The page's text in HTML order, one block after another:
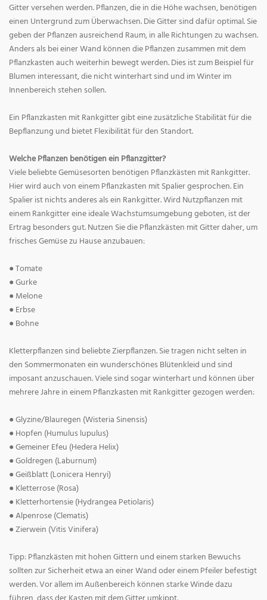
Gitter versehen werden. Pflanzen, die in die Höhe wachsen, benötigen
einen Untergrund zum Überwachsen. Die Gitter sind dafür optimal. Sie
geben der Pflanzen ausreichend Raum, in alle Richtungen zu wachsen.
Anders als bei einer Wand können die Pflanzen zusammen mit dem
Pflanzkasten auch weiterhin bewegt werden. Dies ist zum Beispiel für
Blumen interessant, die nicht winterhart sind und im Winter im
Innenbereich stehen sollen.
Ein Pflanzkasten mit Rankgitter gibt eine zusätzliche Stabilität für die
Bepflanzung und bietet Flexibilität für den Standort.
Welche Pflanzen benötigen ein Pflanzgitter?
Viele beliebte Gemüsesorten benötigen Pflanzkästen mit Rankgitter.
Hier wird auch von einem Pflanzkasten mit Spalier gesprochen. Ein
Spalier ist nichts anderes als ein Rankgitter. Wird Nutzpflanzen mit
einem Rankgitter eine ideale Wachstumsumgebung geboten, ist der
Ertrag besonders gut. Nutzen Sie die Pflanzkästen mit Gitter daher, um
frisches Gemüse zu Hause anzubauen:
● Tomate
● Gurke
● Melone
● Erbse
● Bohne
Kletterpflanzen sind beliebte Zierpflanzen. Sie tragen nicht selten in
den Sommermonaten ein wunderschönes Blütenkleid und sind
imposant anzuschauen. Viele sind sogar winterhart und können über
mehrere Jahre in einem Pflanzkasten mit Rankgitter gezogen werden:
● Glyzine/Blauregen (Wisteria Sinensis)
● Hopfen (Humulus lupulus)
● Gemeiner Efeu (Hedera Helix)
● Goldregen (Laburnum)
● Geißblatt (Lonicera Henryi)
● Kletterrose (Rosa)
● Kletterhortensie (Hydrangea Petiolaris)
● Alpenrose (Clematis)
● Zierwein (Vitis Vinifera)
Tipp: Pflanzkästen mit hohen Gittern und einem starken Bewuchs
sollten zur Sicherheit etwa an einer Wand oder einem Pfeiler befestigt
werden. Vor allem im Außenbereich können starke Winde dazu